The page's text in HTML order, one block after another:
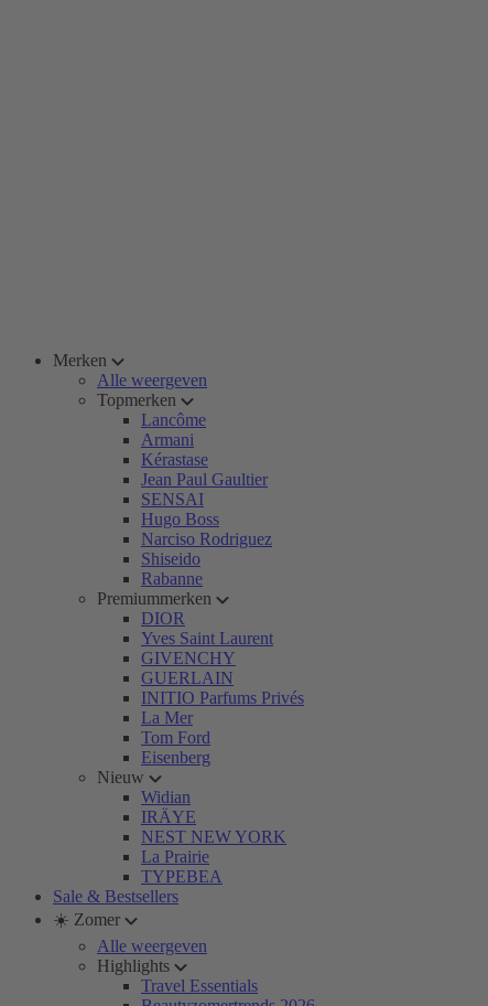
Merken
Alle weergeven
Topmerken
Lancôme
Armani
Kérastase
Jean Paul Gaultier
SENSAI
Hugo Boss
Narciso Rodriguez
Shiseido
Rabanne
Premiummerken
DIOR
Yves Saint Laurent
GIVENCHY
GUERLAIN
INITIO Parfums Privés
La Mer
Tom Ford
Eisenberg
Nieuw
Widian
IRÄYE
NEST NEW YORK
La Prairie
TYPEBEA
Sale & Bestsellers
☀️ Zomer
Alle weergeven
Highlights
Travel Essentials